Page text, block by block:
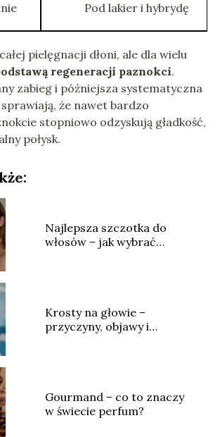
Pod lakier i hybrydę
pielęgnacji dłoni, ale dla wielu
regeneracji paznokci.
zabieg i późniejsza systematyczna
że nawet bardzo
stopniowo odzyskują gładkość,
połysk.
Najlepsza szczotka do
włosów – jak wybrać
Krosty na głowie –
przyczyny, objawy i
Gourmand – co to znaczy
w świecie perfum?